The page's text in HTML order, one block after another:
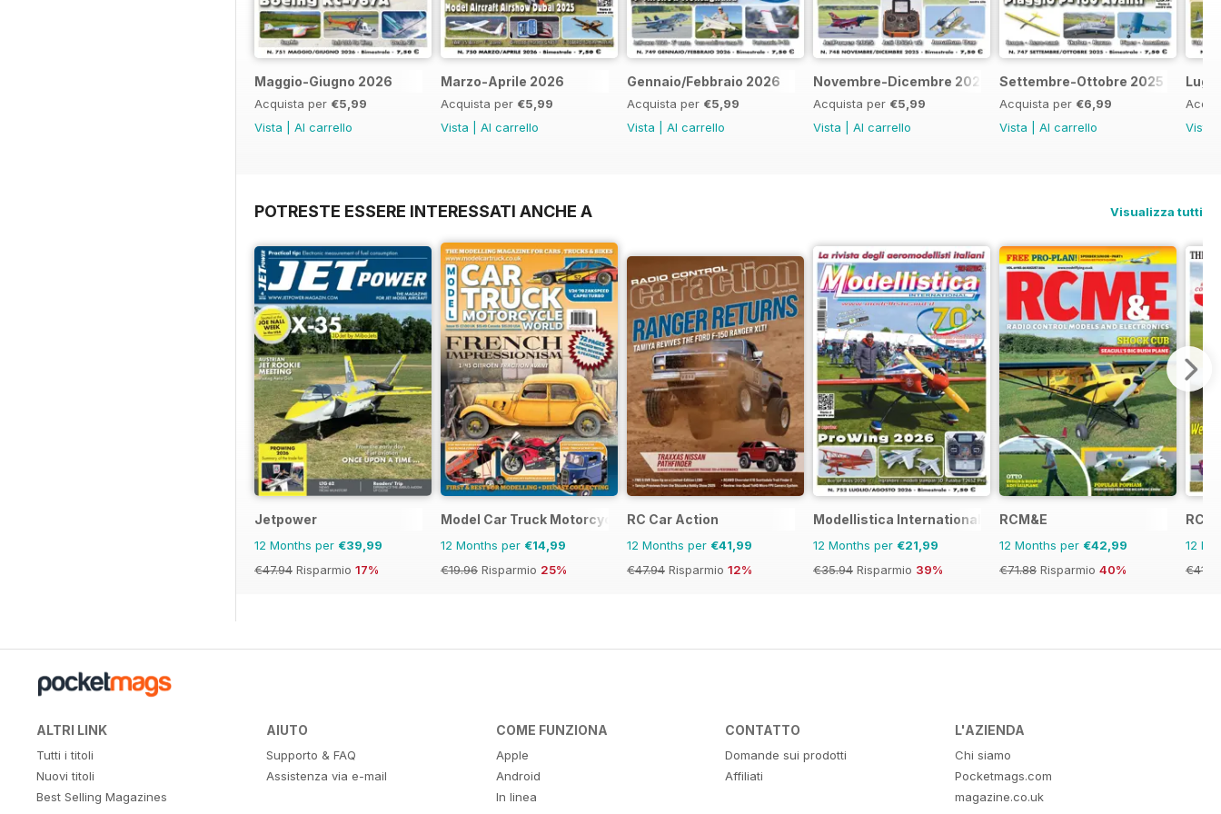
Maggio-Giugno 2026
Acquista per €5,99
Vista
Al carrello
Marzo-Aprile 2026
Acquista per €5,99
Vista
Al carrello
Gennaio/Febbraio 2026
Acquista per €5,99
Vista
Al carrello
Novembre-Dicembre 2025
Acquista per €5,99
Vista
Al carrello
Settembre-Ottobre 2025
Acquista per €6,99
Vista
Al carrello
Vista
POTRESTE ESSERE INTERESSATI ANCHE A Visualizza tutti
Jetpower
12 Months per €39,99
€47.94 Risparmio 17%
Model Car Truck Motorcycles World
12 Months per €14,99
€19.96 Risparmio 25%
RC Car Action
12 Months per €41,99
€47.94 Risparmio 12%
Modellistica International
12 Months per €21,99
€35.94 Risparmio 39%
RCM&E
12 Months per €42,99
€71.88 Risparmio 40%
RC
12
ALTRI LINK
Tutti i titoli
Nuovi titoli
Best Selling Magazines
AIUTO
Supporto & FAQ
Assistenza via e-mail
COME FUNZIONA
Apple
Android
In linea
CONTATTO
Domande sui prodotti
Affiliati
L'AZIENDA
Chi siamo
Pocketmags.com
magazine.co.uk